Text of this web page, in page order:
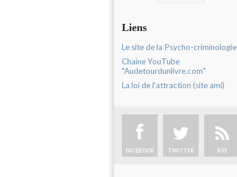
Liens
Le site de la Psycho-criminologie
Chaine YouTube
"Audetourdunlivre.com"
La loi de l'attraction (site ami)
FACEBOOK TWITTER RSS